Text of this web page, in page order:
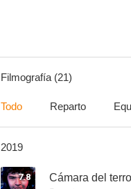
The Eric Andre Show
6.9
Filmografía (21)
Todo Reparto
2019
7.8 Cámara del